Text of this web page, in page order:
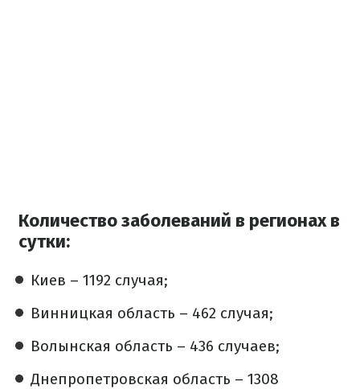
Количество заболеваний в регионах в
сутки:
Киев – 1192 случая;
Винницкая область – 462 случая;
Волынская область – 436 случаев;
Днепропетровская область – 1308